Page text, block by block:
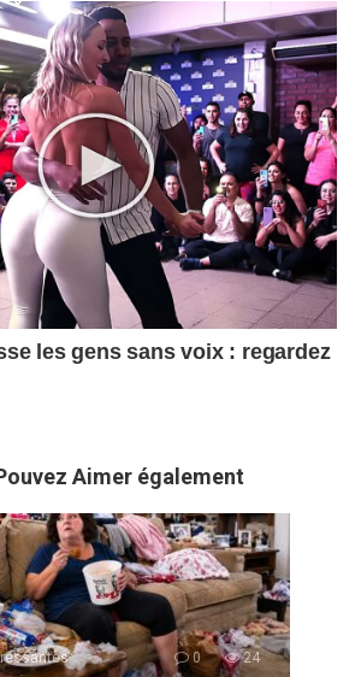
Aimer également
0 24